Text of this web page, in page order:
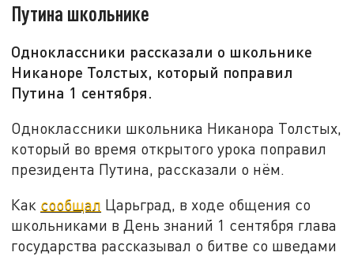
Путина школьнике
Одноклассники рассказали о школьнике
Никаноре Толстых, который поправил
Путина 1 сентября.
Одноклассники школьника Никанора Толстых,
который во время открытого урока поправил
президента Путина, рассказали о нём.
Как сообщал Царьград, в ходе общения со
школьниками в День знаний 1 сентября глава
государства рассказывал о битве со шведами